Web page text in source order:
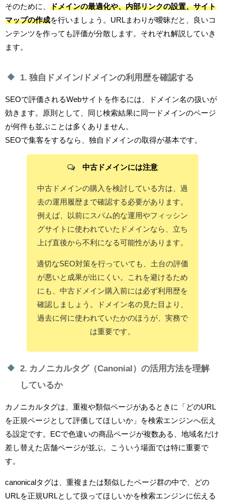
そのために、 ドメインの最適化や、内部リンクの設置、サイト
マップの作成を行いましょう。URLまわりが曖昧だと、良いコ
ンテンツを作っても評価が分散します。それぞれ解説していき
ます。
1. 独自ドメイン/ドメインの利用歴を確認する
SEOで評価されるWebサイトを作るには、ドメイン名の扱いが
効きます。原則として、同じ検索結果に同一ドメインのページ
が何件も並ぶことは多くありません。
SEOで集客をするなら、独自ドメインの取得が基本です。
中古ドメインには注意
中古ドメインの購入を検討している方は、過
去の運用履歴まで確認する必要があります。
例えば、以前にスパム的な運用やフィッシン
グサイトに使われていたドメインなら、立ち
上げ直後から不利になる可能性があります。
適切なSEO対策を行っていても、土台の評価
が悪いと成果が出にくい。これを避けるため
にも、中古ドメイン購入前には必ず利用歴を
確認しましょう。ドメイン名の見た目より、
過去に何に使われていたかのほうが、実務で
は重要です。
2. カノニカルタグ（Canonial）の活用方法を理解
しているか
カノニカルタグは、重複や類似ページがあるときに「どのURL
を正規ページとして評価してほしいか」を検索エンジンへ伝え
る設定です。ECで色違いの商品ページが複数ある、地域名だけ
差し替えた店舗ページが並ぶ。こういう場面では特に重要で
す。
canonicalタグは、重複または類似したページ群の中で、どの
URLを正規URLとして扱ってほしいかを検索エンジンに伝える